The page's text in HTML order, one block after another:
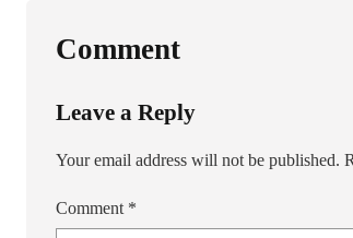
Comment
Leave a Reply
Your email address will not be published.
Comment *